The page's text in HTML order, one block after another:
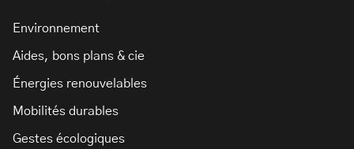
Environnement
Aides, bons plans & cie
Énergies renouvelables
Mobilités durables
Gestes écologiques